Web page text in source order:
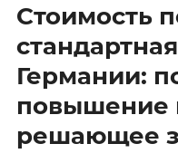
Стоимость
Германии:
повышение
решающее